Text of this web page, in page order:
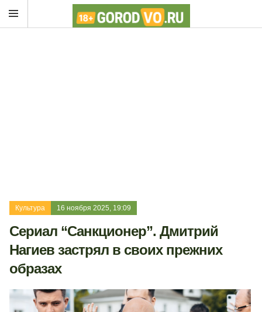
Культура 16 ноября 2025, 19:09
Сериал “Санкционер”. Дмитрий
Нагиев застрял в своих прежних
образах